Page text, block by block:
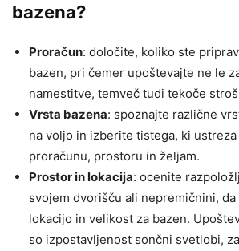
bazena?
Proračun: določite, koliko ste
bazen, pri čemer upoštevajte ne le
namestitve, temveč tudi tekoče
Vrsta bazena: spoznajte različne
na voljo in izberite tistega, ki ustreza
proračunu, prostoru in željam.
Prostor in lokacija: ocenite
svojem dvorišču ali nepremičnini,
lokacijo in velikost za bazen.
so izpostavljenost sončni svetlobi,